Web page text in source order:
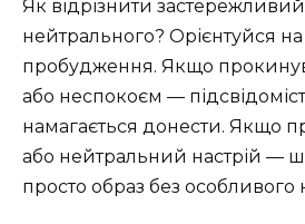
Як відрізнити
нейтрального? Орієнтуйся на
пробудження. Якщо
або неспокоєм —
намагається донести. Якщо
або нейтральний настрій —
просто образ без особливого